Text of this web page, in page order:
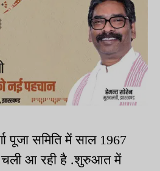
पूजा समिति में साल 1967
चली आ रही है .शुरुआत में